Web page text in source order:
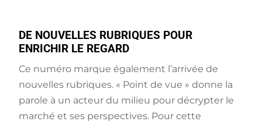
DE NOUVELLES RUBRIQUES POUR
ENRICHIR LE REGARD
Ce numéro marque également l’arrivée de
nouvelles rubriques. « Point de vue » donne la
parole à un acteur du milieu pour décrypter le
marché et ses perspectives. Pour cette